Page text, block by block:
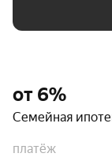
от 6%
Семейная
платёж